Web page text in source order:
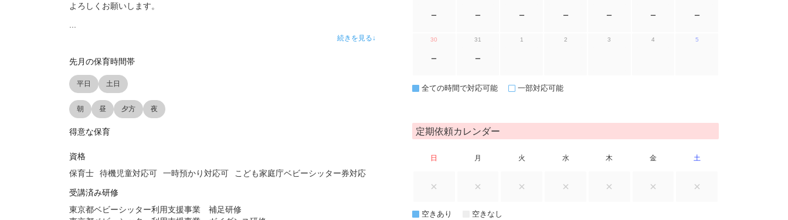
よろしくお願いします。
続きを見る↓
先月の保育時間帯
平日 土日
朝 昼 夕方 夜
得意な保育
資格
保育士 待機児童対応可 一時預かり対応可 こども家庭庁ベビーシッター券対応
受講済み研修
東京都ベビーシッター利用支援事業 補足研修
ー ー ー ー ー ー ー
30
ー
31
ー
1 2 3 4 5
全ての時間で対応可能 一部対応可能
定期依頼カレンダー
日 月 火 水 木 金 土
空きあり 空きなし